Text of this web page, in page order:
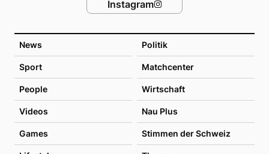
News Politik
Sport Matchcenter
People Wirtschaft
Videos Nau Plus
Games Stimmen der Schweiz
Instagram